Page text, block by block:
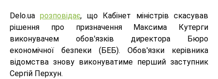
Delo.uaрозповідає, що Кабінет міністрів скасував
рішення про призначення Максима Кутерги
виконувачем обов'язків директора Бюро
економічної безпеки (БЕБ). Обов'язки керівника
відомства знову виконуватиме перший заступник
Сергій Перхун.